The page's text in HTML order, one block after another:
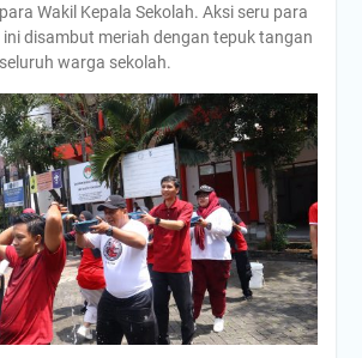
Wakil Kepala Sekolah. Aksi seru para
disambut meriah dengan tepuk tangan
warga sekolah.